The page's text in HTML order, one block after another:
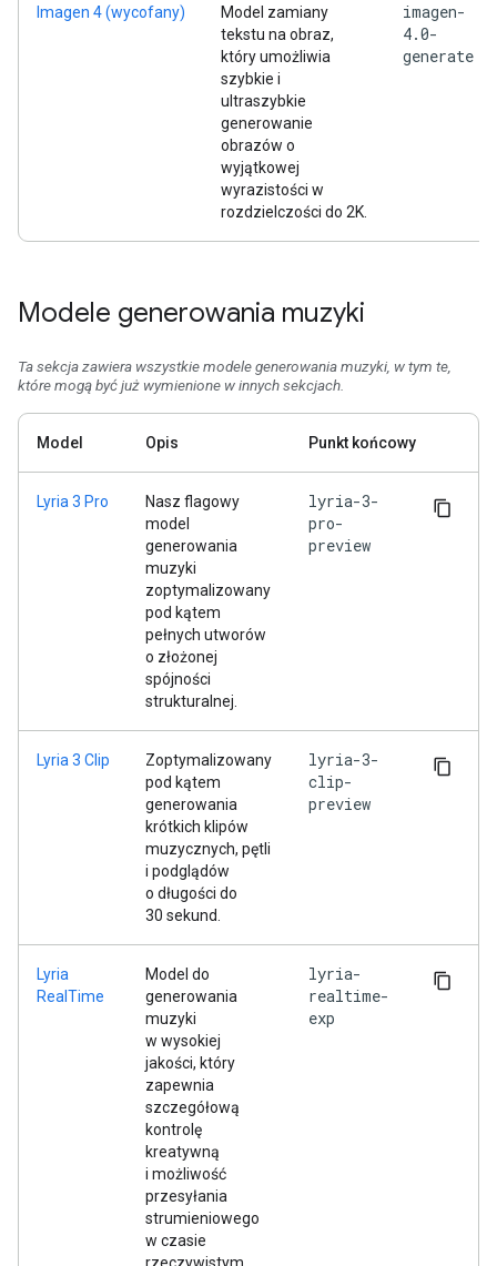
Imagen 4 (wycofany)
Model zamiany
tekstu na obraz,
który umożliwia
szybkie i
ultraszybkie
generowanie
obrazów o
wyjątkowej
wyrazistości w
rozdzielczości do 2K.
imagen-
4.0-
generate
Modele generowania muzyki
Ta sekcja zawiera wszystkie modele generowania muzyki, w tym te,
które mogą być już wymienione w innych sekcjach.
Model Opis Punkt końcowy
Lyria 3 Pro
Nasz flagowy
model
generowania
muzyki
zoptymalizowany
pod kątem
pełnych utworów
o złożonej
spójności
strukturalnej.
lyria-3-
pro-
preview
Lyria 3 Clip
Zoptymalizowany
pod kątem
generowania
krótkich klipów
muzycznych, pętli
i podglądów
o długości do
30 sekund.
lyria-3-
clip-
preview
Lyria
RealTime
Model do
generowania
muzyki
w wysokiej
jakości, który
zapewnia
szczegółową
kontrolę
kreatywną
i możliwość
przesyłania
strumieniowego
w czasie
lyria-
realtime-
exp